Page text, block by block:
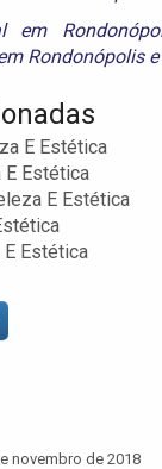
em
Rondonópolise
E Estética
E Estética
E Estética
Estética
novembro de 2018